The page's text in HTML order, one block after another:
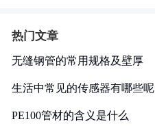
热门文章
无缝钢管的常用规格及壁厚
生活中常见的传感器有哪些呢
PE100管材的含义是什么